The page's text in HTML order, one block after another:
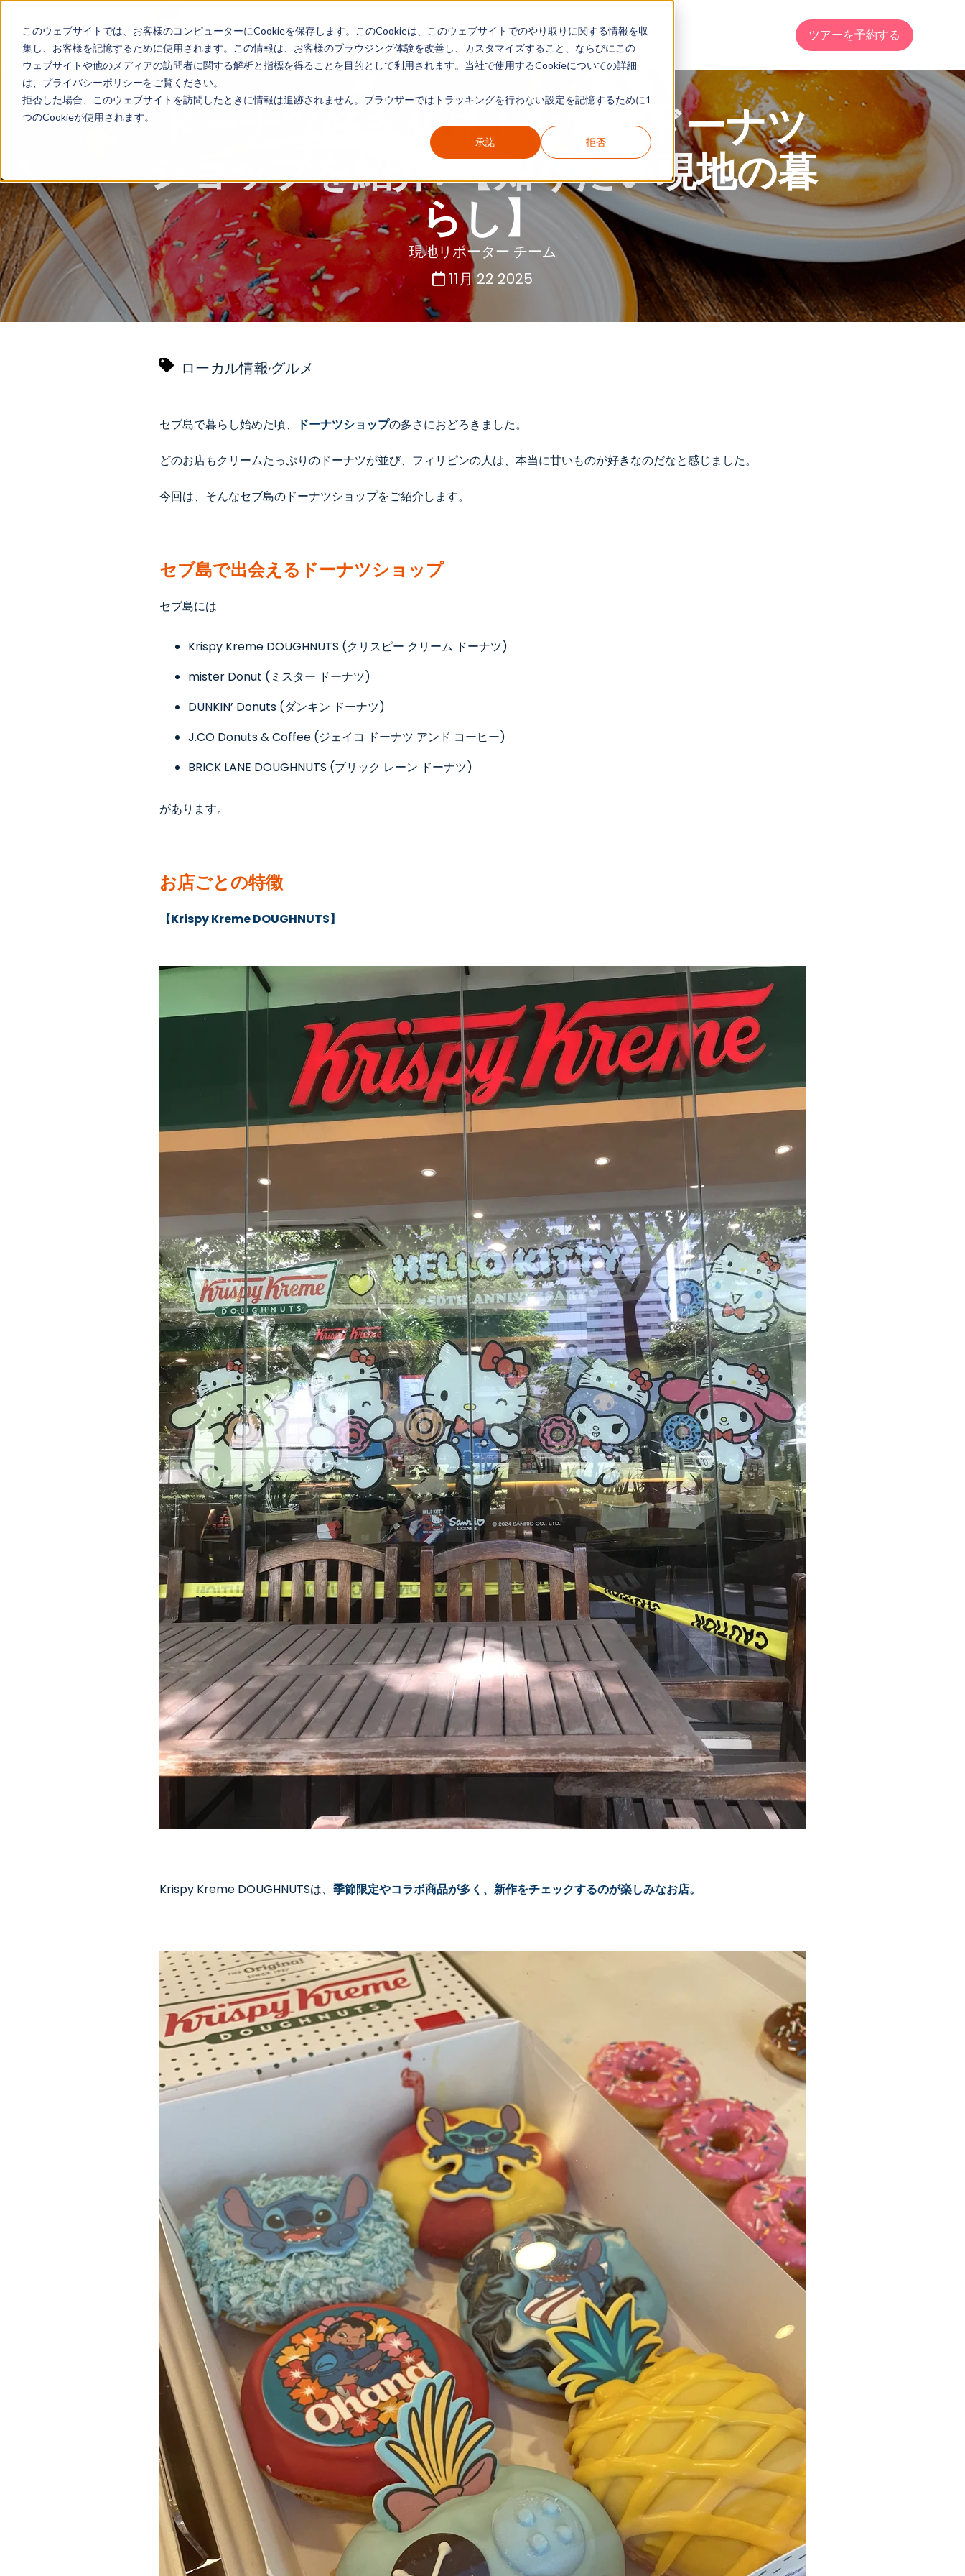
このウェブサイトでは、お客様のコンピューターにCookieを保存します。このCookieは、このウェブサイトでのやり取りに関する情報を収
集し、お客様を記憶するために使用されます。この情報は、お客様のブラウジング体験を改善し、カスタマイズすること、ならびにこの
ウェブサイトや他のメディアの訪問者に関する解析と指標を得ることを目的として利用されます。当社で使用するCookieについての詳細
は、プライバシーポリシーをご覧ください。
拒否した場合、このウェブサイトを訪問したときに情報は追跡されません。ブラウザーではトラッキングを行わない設定を記憶するために1
つのCookieが使用されます。
承諾 拒否
ホーム 国別ガイド 現地リポート カテゴリー別ガイド 情報一覧 ツアーを予約する
ドーナツ好き必見！セブ島ドーナツ
ショップを紹介♪【知りたい現地の暮
らし】
現地リポーター チーム
11月 22 2025
ローカル情報,グルメ
セブ島で暮らし始めた頃、 ドーナツショップの多さにおどろきました。
どのお店もクリームたっぷりのドーナツが並び、フィリピンの人は、本当に甘いものが好きなのだなと感じました。
今回は、そんなセブ島の ドーナツショップをご紹介します。
セブ島で出会えるドーナツショップ
セブ島には
Krispy Kreme DOUGHNUTS (クリスピー クリーム ドーナツ)
mister Donut ( ミスター ドーナツ)
DUNKIN’ Donuts (ダンキン ドーナツ)
J.CO Donuts & Coffee (ジェイコ ドーナツ アンド コーヒー)
BRICK LANE DOUGHNUTS (ブリック レーン ドーナツ)
があります。
お店ごとの特徴
【Krispy Kreme DOUGHNUTS】
Krispy Kreme DOUGHNUTSは、 季節限定やコラボ商品が多く、新作をチェックするのが楽しみなお店。